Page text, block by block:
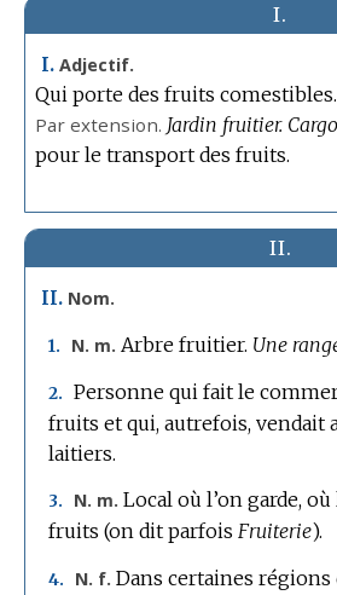
I.
I. Adjectif.
Qui porte des fruits comestibles.
Par extension. Jardin fruitier.
pour le transport des fruits.
II.
II. Nom.
1. N. m. Arbre fruitier. Une
2. Personne qui fait le
fruits et qui, autrefois, vendait
laitiers.
3. N. m. Local où l’on garde,
fruits (on dit parfois Fruiterie).
4. N. f. Dans certaines régions